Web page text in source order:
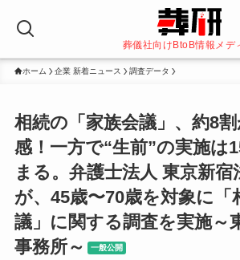
葬儀社向けBtoB情報メデ
ホーム 企業 新着ニュース 調査データ
相続の「家族会議」、約8
感！一方で“生前”の実施は
まる。弁護士法人 東京新宿
が、45歳〜70歳を対象に「
議」に関する調査を実施～
事務所～
一般公開